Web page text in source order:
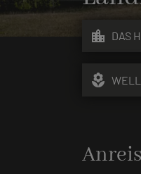
location_city DAS
local_florist